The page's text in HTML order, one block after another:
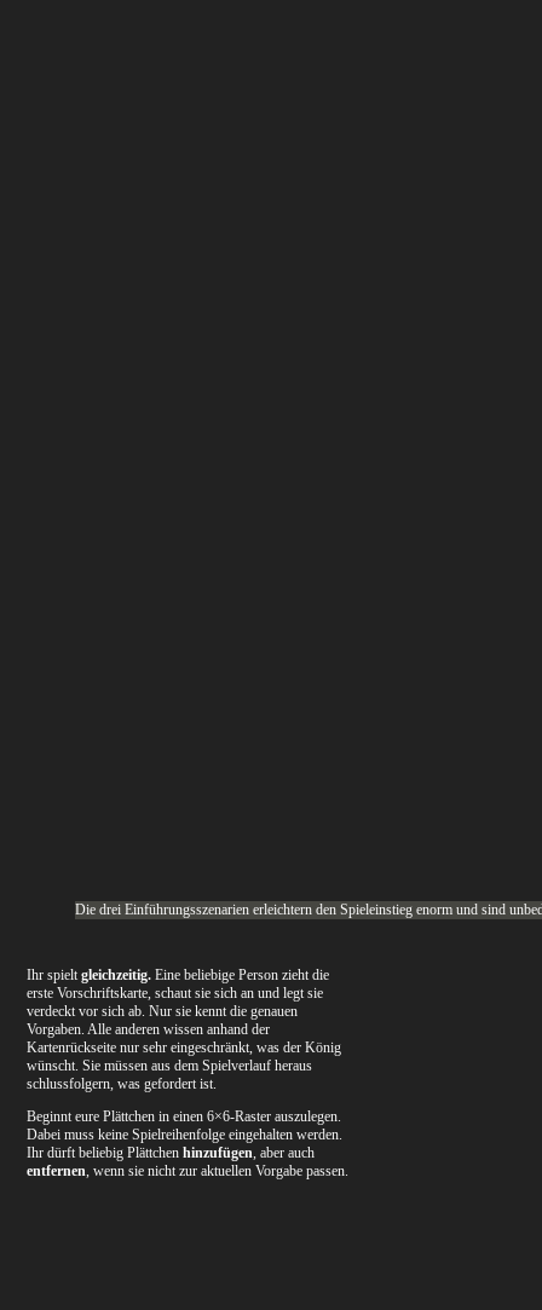
Die drei Einführungsszenarien erleichtern den Spieleinstieg enorm und sind
Ihr spieltgleichzeitig.Eine beliebige Person zieht die
erste Vorschriftskarte, schaut sie sich an und legt sie
verdeckt vor sich ab. Nur sie kennt die genauen
Vorgaben. Alle anderen wissen anhand der
Kartenrückseite nur sehr eingeschränkt, was der König
wünscht. Sie müssen aus dem Spielverlauf heraus
schlussfolgern, was gefordert ist.
Beginnt eure Plättchen in einen 6×6-Raster auszulegen.
Dabei muss keine Spielreihenfolge eingehalten werden.
Ihr dürft beliebig Plättchenhinzufügen, aber auch
entfernen, wenn sie nicht zur aktuellen Vorgabe passen.